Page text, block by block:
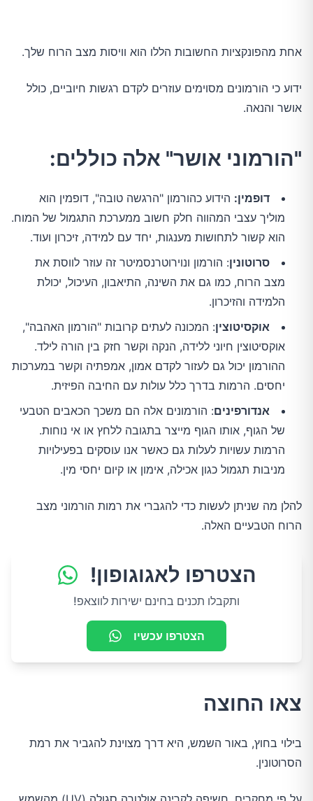
אחת מהפונקציות החשובות הללו הוא וויסות מצב הרוח שלך.
ידוע כי הורמונים מסוימים עוזרים לקדם רגשות חיוביים, כולל
אושר והנאה.
"הורמוני אושר" אלה כוללים:
דופמין: הידוע כהורמון "הרגשה טובה", דופמין הוא
מוליך עצבי המהווה חלק חשוב ממערכת התגמול של המוח.
הוא קשור לתחושות מענגות, יחד עם למידה, זיכרון ועוד.
סרוטונין: הורמון ונוירוטרנסמיטר זה עוזר לווסת את
מצב הרוח, כמו גם את השינה, התיאבון, העיכול, יכולת
הלמידה והזיכרון.
אוקסיטוצין: המכונה לעתים קרובות "הורמון האהבה",
אוקסיטוצין חיוני ללידה, הנקה וקשר חזק בין הורה לילד.
ההורמון יכול גם לעזור לקדם אמון, אמפתיה וקשר במערכות
יחסים. הרמות בדרך כלל עולות עם החיבה הפיזית.
אנדורפינים: הורמונים אלה הם משכך הכאבים הטבעי
של הגוף, אותו הגוף מייצר בתגובה ללחץ או אי נוחות.
הרמות עשויות לעלות גם כאשר אנו עוסקים בפעילויות
מניבות תגמול כגון אכילה, אימון או קיום יחסי מין.
להלן מה שניתן לעשות כדי להגברי את רמות הורמוני מצב
הרוח הטבעיים האלה.
הצטרפו לאגוגופון!
ותקבלו תכנים בחינם ישירות לווצאפ!
הצטרפו עכשיו
צאו החוצה
בילוי בחוץ, באור השמש, היא דרך מצוינת להגביר את רמת
הסרוטונין.